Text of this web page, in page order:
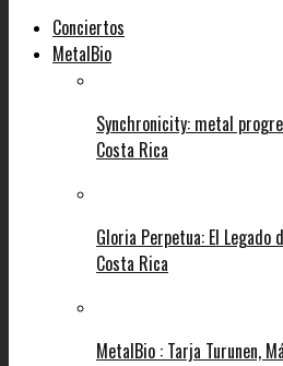
Conciertos
MetalBio
Synchronicity: metal
Costa Rica
Gloria Perpetua: El Legado
Costa Rica
MetalBio : Tarja Turunen,